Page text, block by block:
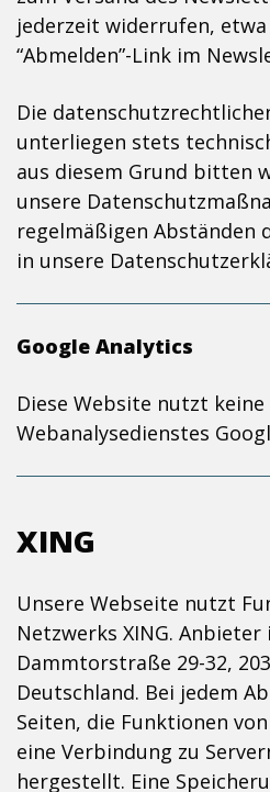
jederzeit widerrufen,
“Abmelden”-Link im
Die
unterliegen stets
aus diesem Grund bitten
unsere
regelmäßigen Abständen
in unsere
Google Analytics
Diese Website nutzt
Webanalysedienstes
XING
Unsere Webseite nutzt
Netzwerks XING. Anbieter
Dammtorstraße 29-32,
Deutschland. Bei jedem
Seiten, die Funktionen
eine Verbindung zu
hergestellt. Eine